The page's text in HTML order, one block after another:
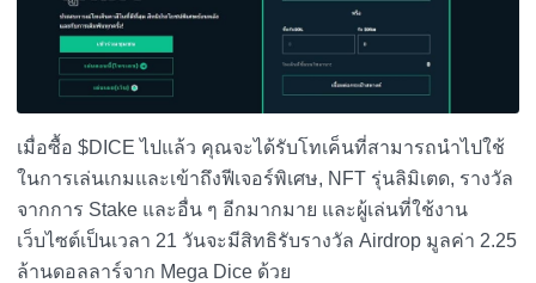
เมื่อซื้อ $DICE ไปแล้ว คุณจะได้รับโทเค็นที่สามารถนำไปใช้
ในการเล่นเกมและเข้าถึงฟีเจอร์พิเศษ, NFT รุ่นลิมิเตด, รางวัล
จากการ Stake และอื่น ๆ อีกมากมาย และผู้เล่นที่ใช้งาน
เว็บไซต์เป็นเวลา 21 วันจะมีสิทธิรับรางวัล Airdrop มูลค่า 2.25
ล้านดอลลาร์จาก Mega Dice ด้วย